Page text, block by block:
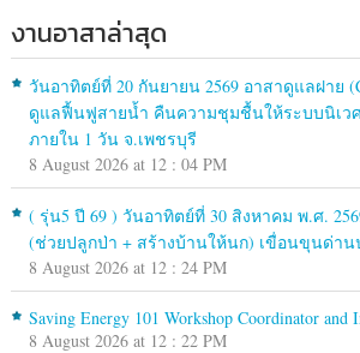
งานอาสาล่าสุด
วันอาทิตย์ที่ 20 กันยายน 2569 อาสาดูแลฝาย
ดูแลฟื้นฟูสายน้ำ คืนความชุมชื้นให้ระบบนิเว
ภายใน 1 วัน จ.เพชรบุรี
8 August 2026 at 12 : 04 PM
( รุ่น5 ปี 69 ) วันอาทิตย์ที่ 30 สิงหาคม พ.ศ.
(ช่วยปลูกป่า + สร้างบ้านให้นก) เขื่อนขุนด่าน
8 August 2026 at 12 : 24 PM
Saving Energy 101 Workshop Coordinator and
8 August 2026 at 12 : 22 PM